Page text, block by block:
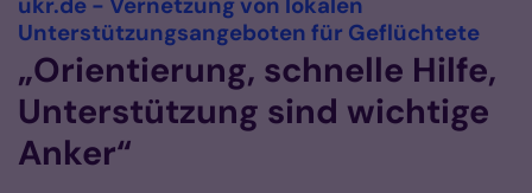
Unterstützungsangeboten für Geflüchtete:
„Orientierung, schnelle Hilfe,
Unterstützung sind wichtige
Anker“